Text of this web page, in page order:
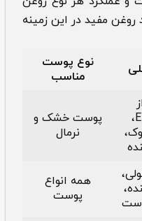
مفید در این زمینه
نوع پوست
مناسب
ویتامین E،
پوست خشک و
نرمال
همه انواع
پوست